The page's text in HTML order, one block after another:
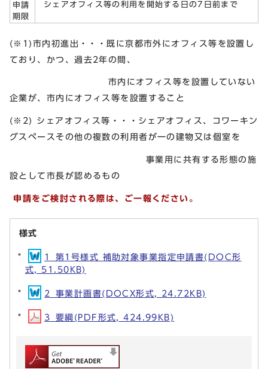
申請
期限
シェアオフィス等の利用を開始する日の7日前まで
(※1)市内初進出・・・既に京都市外にオフィス等を設置し
ており、かつ、過去2年の間、
市内にオフィス等を設置していない
企業が、市内にオフィス等を設置すること
(※2) シェアオフィス等・・・シェアオフィス、コワーキン
グスペースその他の複数の利用者が一の建物又は個室を
事業用に共有する形態の施
設として市長が認めるもの
申請をご検討される際は、ご一報ください。
様式
1_第1号様式 補助対象事業指定申請書(DOC形
式, 51.50KB)
2_事業計画書(DOCX形式, 24.72KB)
3_要綱(PDF形式, 424.99KB)